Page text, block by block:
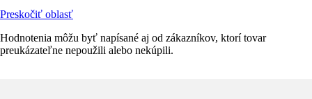
Preskočiť oblasť
Hodnotenia môžu byť napísané aj od zákazníkov, ktorí tovar
preukázateľne nepoužili alebo nekúpili.